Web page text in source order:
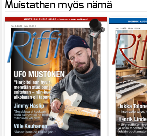
Muistathan myös nämä